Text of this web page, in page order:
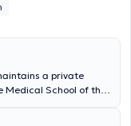
a private
Medical School of the
Medical School of